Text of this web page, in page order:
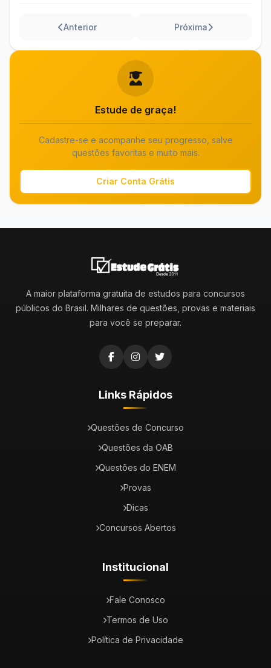
Anterior Próxima
Estude de graça!
Cadastre-se e acompanhe seu progresso, salve
questões favoritas e muito mais.
Criar Conta Grátis
A maior plataforma gratuita de estudos para concursos
públicos do Brasil. Milhares de questões, provas e materiais
para você se preparar.
Links Rápidos
Questões de Concurso
Questões da OAB
Questões do ENEM
Provas
Dicas
Concursos Abertos
Institucional
Fale Conosco
Termos de Uso
Política de Privacidade